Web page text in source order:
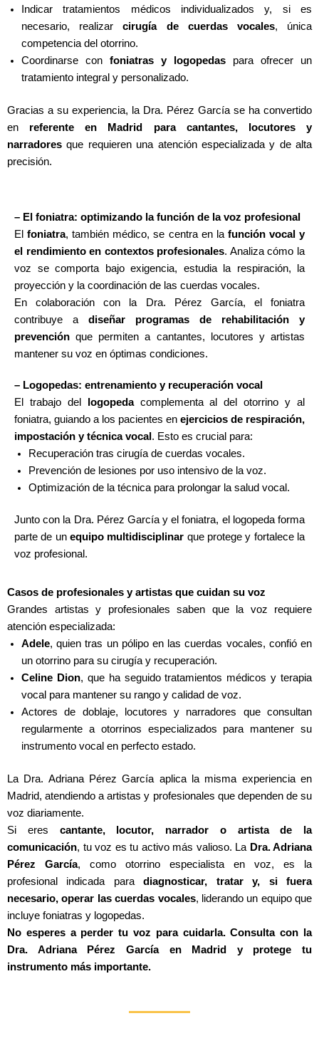
Indicar tratamientos médicos individualizados y, si es
necesario, realizarcirugía de cuerdas vocales, única
competencia del otorrino.
Coordinarse con foniatras y logopedas para ofrecer un
tratamiento integral y personalizado.
Gracias a su experiencia, la Dra. Pérez García se ha convertido
en referente en Madrid para cantantes, locutores y
narradores que requieren una atención especializada y de alta
precisión.
– El foniatra: optimizando la función de la voz profesional
Elfoniatra, también médico, se centra en la función vocal y
el rendimiento en contextos profesionales. Analiza cómo la
voz se comporta bajo exigencia, estudia la respiración, la
proyección y la coordinación de las cuerdas vocales.
En colaboración con la Dra. Pérez García, el foniatra
contribuye a diseñar programas de rehabilitación y
prevención que permiten a cantantes, locutores y artistas
mantener su voz en óptimas condiciones.
– Logopedas: entrenamiento y recuperación vocal
El trabajo del logopedacomplementa al del otorrino y al
foniatra, guiando a los pacientes en ejercicios de respiración,
impostación y técnica vocal. Esto es crucial para:
Recuperación tras cirugía de cuerdas vocales.
Prevención de lesiones por uso intensivo de la voz.
Optimización de la técnica para prolongar la salud vocal.
Junto con la Dra. Pérez García y el foniatra, el logopeda forma
parte de un equipo multidisciplinar que protege y fortalece la
voz profesional.
Casos de profesionales y artistas que cuidan su voz
Grandes artistas y profesionales saben que la voz requiere
atención especializada:
Adele, quien tras un pólipo en las cuerdas vocales, confió en
un otorrino para su cirugía y recuperación.
Celine Dion, que ha seguido tratamientos médicos y terapia
vocal para mantener su rango y calidad de voz.
Actores de doblaje, locutores y narradores que consultan
regularmente a otorrinos especializados para mantener su
instrumento vocal en perfecto estado.
La Dra. Adriana Pérez García aplica la misma experiencia en
Madrid, atendiendo a artistas y profesionales que dependen de su
voz diariamente.
Si eres cantante, locutor, narrador o artista de la
comunicación, tu voz es tu activo más valioso. La Dra. Adriana
Pérez García, como otorrino especialista en voz, es la
profesional indicada paradiagnosticar, tratar y, si fuera
necesario, operar las cuerdas vocales, liderando un equipo que
incluye foniatras y logopedas.
No esperes a perder tu voz para cuidarla. Consulta con la
Dra. Adriana Pérez García en Madrid y protege tu
instrumento más importante.